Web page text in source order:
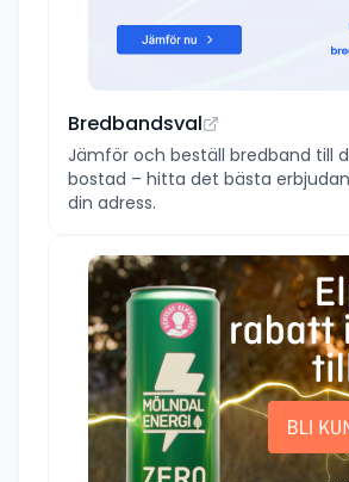
Bredbandsval
Jämför och beställ bredband till
bostad – hitta det bästa
din adress.